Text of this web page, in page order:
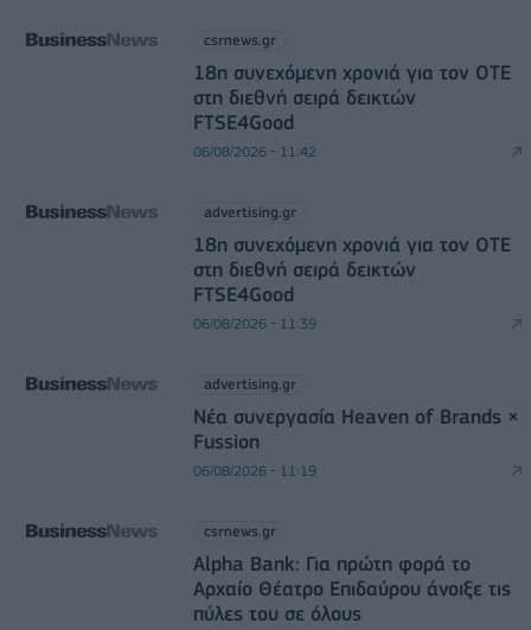
csrnews.gr
18η συνεχόμενη χρονιά για τον ΟΤΕ
στη διεθνή σειρά δεικτών
FTSE4Good
06/08/2026 - 11:42
advertising.gr
18η συνεχόμενη χρονιά για τον ΟΤΕ
στη διεθνή σειρά δεικτών
FTSE4Good
06/08/2026 - 11:39
advertising.gr
Νέα συνεργασία Heaven of Brands ×
Fussion
06/08/2026 - 11:19
csrnews.gr
Alpha Bank: Για πρώτη φορά το
Αρχαίο Θέατρο Επιδαύρου άνοιξε τις
πύλες του σε όλους